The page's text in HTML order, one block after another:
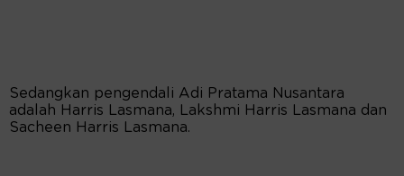
Sedangkan pengendali Adi Pratama Nusantara
adalah Harris Lasmana, Lakshmi Harris Lasmana dan
Sacheen Harris Lasmana.